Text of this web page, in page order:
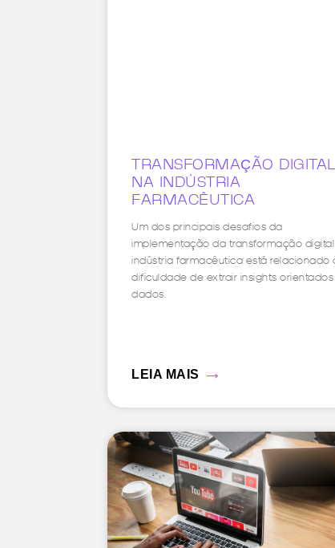
TRANSFORMAÇÃO DIGITAL
NA INDÚSTRIA
FARMACÊUTICA
Um dos principais desafios da
implementação da transformação
indústria farmacêutica está relacionado
dificuldade de extrair insights
dados.
LEIA MAIS →